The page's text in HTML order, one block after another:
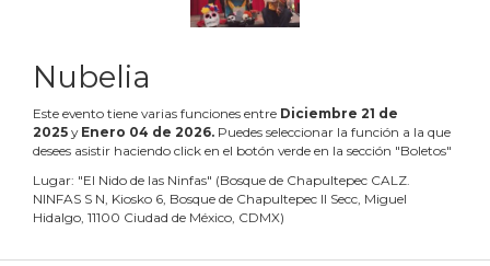
Nubelia
Este evento tiene varias funciones entre Diciembre 21 de
2025 y Enero 04 de 2026. Puedes seleccionar la función a la que
desees asistir haciendo click en el botón verde en la sección "Boletos"
Lugar: "El Nido de las Ninfas" (Bosque de Chapultepec CALZ.
NINFAS S N, Kiosko 6, Bosque de Chapultepec II Secc, Miguel
Hidalgo, 11100 Ciudad de México, CDMX)